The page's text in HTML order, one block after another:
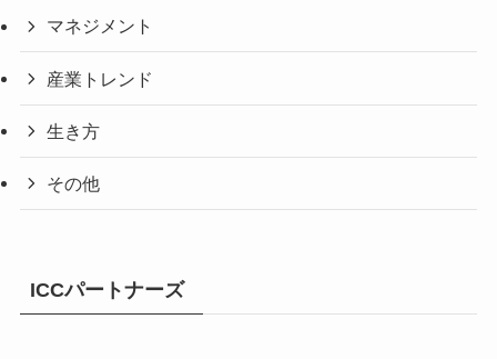
マネジメント
産業トレンド
生き方
その他
ICCパートナーズ